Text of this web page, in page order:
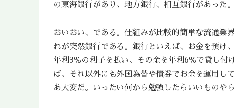
の東海銀行があり、地方銀行、相互銀行があった
おいおい、である。仕組みが比較的簡単な流通業
れが突然銀行である。銀行といえば、お金を預け
年利3％の利子を払い、その金を年利6％で貸し付
ば、それ以外にも外国為替や債券でお金を運用
あ大変だ。いったい何から勉強したらいいものや